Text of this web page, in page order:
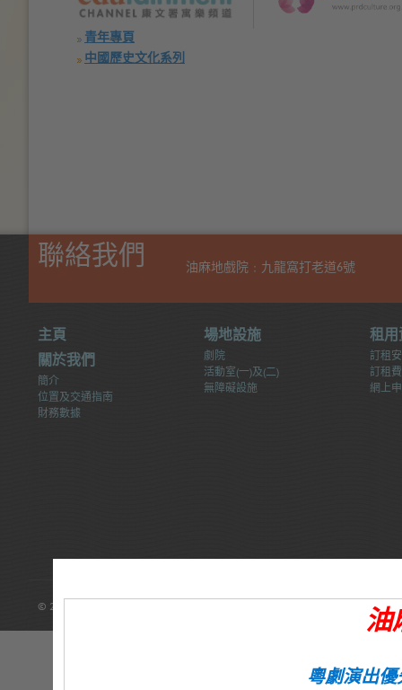
青年專頁
中國歷史文化系列
聯絡我們 油麻地戲院﹕九龍窩打老道6號
主頁
關於我們
簡介
位置及交通指南
財務數據
場地設施
劇院
活動室(一)及(二)
無障礙設施
租用
訂租
訂租
網上
© 2014 康樂及文化事務署 版權所有
油
粵劇演出